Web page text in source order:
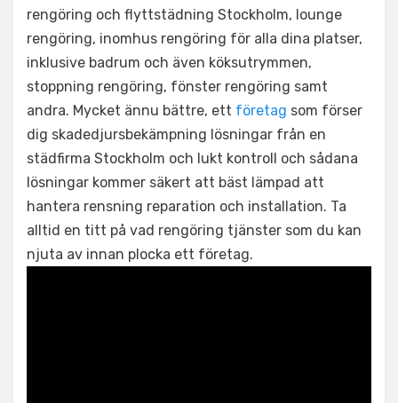
rengöring och flyttstädning Stockholm, lounge
rengöring, inomhus rengöring för alla dina platser,
inklusive badrum och även köksutrymmen,
stoppning rengöring, fönster rengöring samt
andra. Mycket ännu bättre, ett företag som förser
dig skadedjursbekämpning lösningar från en
städfirma Stockholm och lukt kontroll och sådana
lösningar kommer säkert att bäst lämpad att
hantera rensning reparation och installation. Ta
alltid en titt på vad rengöring tjänster som du kan
njuta av innan plocka ett företag.